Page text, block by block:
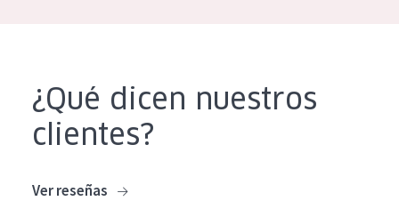
Crema de día
Crema de noche
¿Qué dicen nuestros
clientes?
Ver reseñas